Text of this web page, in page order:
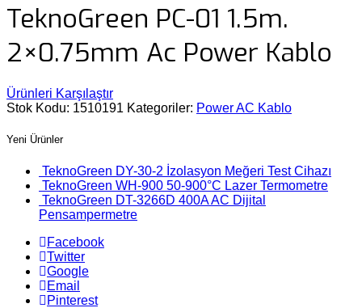
TeknoGreen PC-01 1.5m.
2×0.75mm Ac Power Kablo
Ürünleri Karşılaştır
Stok Kodu: 1510191 Kategoriler: Power AC Kablo
Yeni Ürünler
TeknoGreen DY-30-2 İzolasyon Meğeri Test Cihazı
TeknoGreen WH-900 50-900°C Lazer Termometre
TeknoGreen DT-3266D 400A AC Dijital
Pensampermetre
Facebook
Twitter
Google
Email
Pinterest